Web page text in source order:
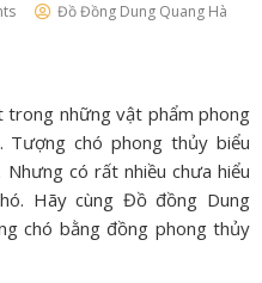
Đồ Đồng Dung Quang Hà
trong những vật phẩm phong
Tượng chó phong thủy biểu
có rất nhiều chưa hiểu
Hãy cùng Đồ đồng Dung
chó bằng đồng phong thủy